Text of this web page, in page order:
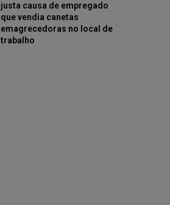
justa causa de empregado
que vendia canetas
emagrecedoras no local de
trabalho